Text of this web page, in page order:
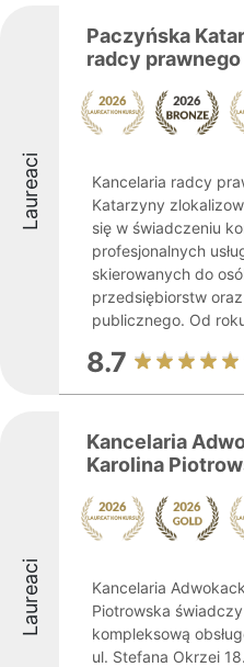
Laureaci
Paczyńska
radcy prawnego
Kancelaria radcy
Katarzyny
się w świadczeniu
profesjonalnych
skierowanych do
przedsiębiorstw
publicznego. Od
8.7
Laureaci
Kancelaria
Karolina
Kancelaria
Piotrowska
kompleksową
ul. Stefana Okrzei